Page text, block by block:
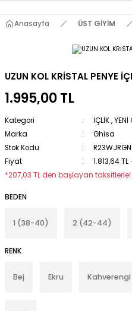
Anasayfa ÜST GİYİM
UZUN KOL KRİSTAL PENYE
1.995,00 TL
Kategori İÇLİK ,YENİ
Marka
Ghisa
Stok Kodu
Fiyat
1.813,64 TL
*207,03 TL den başlayan taksitlerle!
BEDEN
1 (38-40) 2 (42-44)
RENK
Bej Ekru Kahverengi